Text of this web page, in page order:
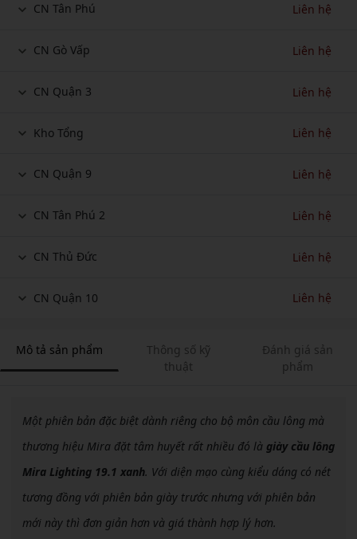
CN Tân Phú Liên hệ
CN Gò Vấp Liên hệ
CN Quận 3 Liên hệ
Kho Tổng Liên hệ
CN Quận 9 Liên hệ
CN Tân Phú 2 Liên hệ
CN Thủ Đức Liên hệ
CN Quận 10 Liên hệ
Mô tả sản phẩm
Thông số kỹ
thuật
Đánh giá sản
phẩm
Một phiên bản đặc biệt dành riêng cho bộ môn cầu lông mà
thương hiệu Mira đặt tâm huyết rất nhiều đó là giày cầu lông
Mira Lighting 19.1 xanh. Với diện mạo cùng kiểu dáng có nét
tương đồng với phiên bản giày trước nhưng với phiên bản
mới này thì đơn giản hơn và giá thành hợp lý hơn.